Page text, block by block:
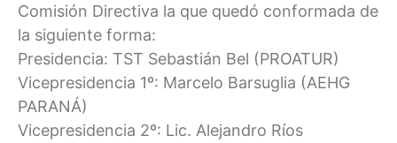
Comisión Directiva la que quedó conformada de
la siguiente forma:
Presidencia: TST Sebastián Bel (PROATUR)
Vicepresidencia 1º: Marcelo Barsuglia (AEHG
PARANÁ)
Vicepresidencia 2º: Lic. Alejandro Ríos